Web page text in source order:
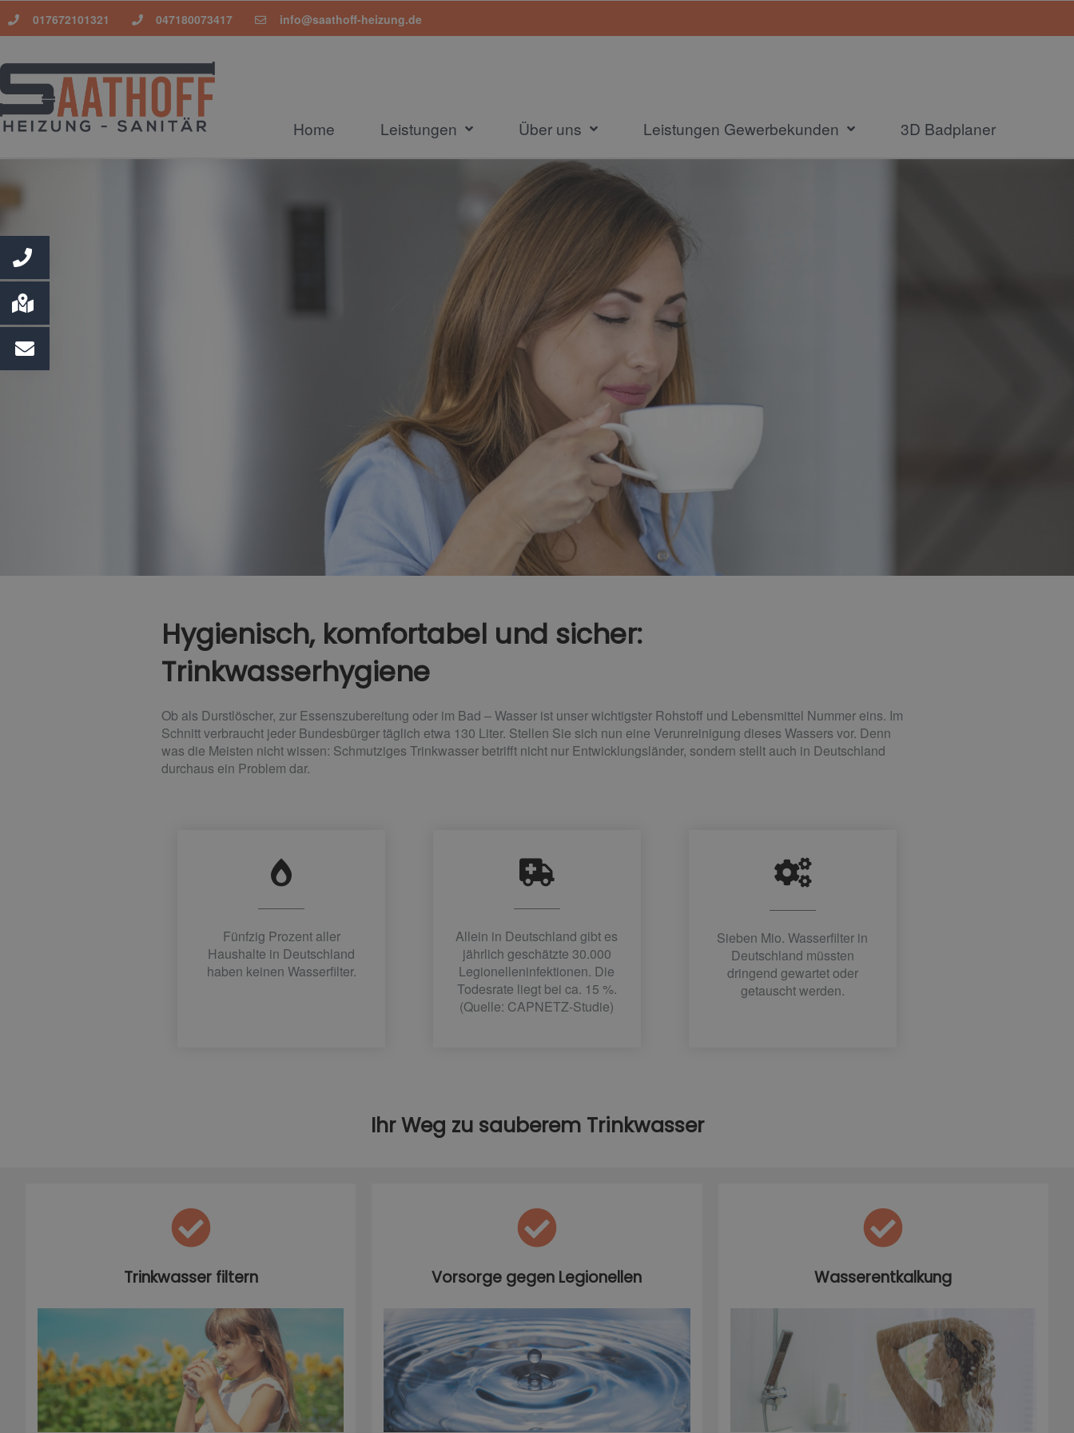
017672101321 047180073417 info@saathoff-heizung.de
Home Leistungen Über uns Leistungen Gewerbekunden 3D Badplaner
Hygienisch, komfortabel und sicher:
Trinkwasserhygiene
Ob als Durstlöscher, zur Essenszubereitung oder im Bad – Wasser ist unser wichtigster Rohstoff und Lebensmittel Nummer eins. Im
Schnitt verbraucht jeder Bundesbürger täglich etwa 130 Liter. Stellen Sie sich nun eine Verunreinigung dieses Wassers vor. Denn
was die Meisten nicht wissen: Schmutziges Trinkwasser betrifft nicht nur Entwicklungsländer, sondern stellt auch in Deutschland
durchaus ein Problem dar.
Fünfzig Prozent aller
Haushalte in Deutschland
haben keinen Wasserfilter.
Allein in Deutschland gibt es
jährlich geschätzte 30.000
Legionelleninfektionen. Die
Todesrate liegt bei ca. 15 %.
(Quelle: CAPNETZ-Studie)
Sieben Mio. Wasserfilter in
Deutschland müssten
dringend gewartet oder
getauscht werden.
Ihr Weg zu sauberem Trinkwasser
Trinkwasser filtern Vorsorge gegen Legionellen Wasserentkalkung